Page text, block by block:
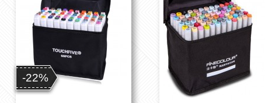
-22%